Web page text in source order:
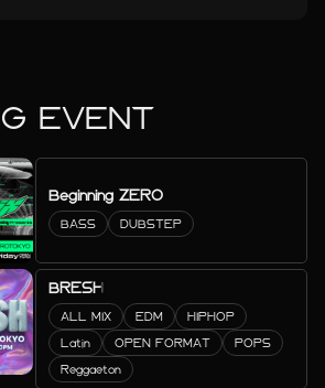
EVENT
Beginning ZERO
BASS DUBSTEP
BRESH
ALL MIX EDM HIPHOP
Latin OPEN FORMAT POPS
Reggaeton